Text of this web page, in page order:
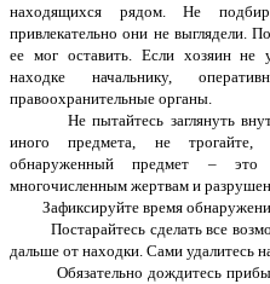
находящихся рядом. Не
привлекательно они не выглядели.
ее мог оставить. Если хозяин не
находке начальнику,
правоохранительные органы.
Не пытайтесь заглянуть
иного предмета, не трогайте,
обнаруженный предмет –
многочисленным жертвам и
Зафиксируйте время
Постарайтесь сделать все
дальше от находки. Сами удалитесь
Обязательно дождитесь